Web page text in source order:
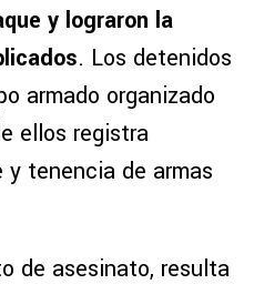
y lograron la
. Los detenidos
armado organizado
ellos registra
tenencia de armas
de asesinato, resulta